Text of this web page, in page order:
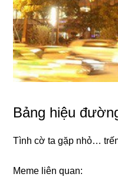
Bảng hiệu
Tình cờ ta gặp nhỏ…
Meme liên quan: